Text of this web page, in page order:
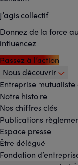
J’agis collectif
Donnez de la force
influencez
Passez à l’action
Footer
-
Menu
principal
Nous découvrir
Entreprise mutualiste
Notre histoire
Nos chiffres clés
Publications
Espace presse
Être délégué
Fondation